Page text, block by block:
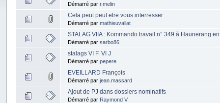
Démarré parr.melin
Cela peut peut etre vous interresser
Démarré parmathieuvallat
STALAG VIIA : Kommando travail n° 349 à Haunerang
Démarré parsarbo86
stalags VI F. VI J
Démarré parpepere
EVEILLARD François
Démarré parjean.massard
Ajout de PJ dans dossiers nominatifs
Démarré par Raymond V